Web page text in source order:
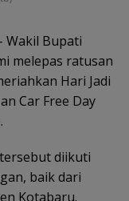
Wakil Bupati
melepas ratusan
Hari Jadi
Car Free Day
diikuti
baik dari
Kotabaru.